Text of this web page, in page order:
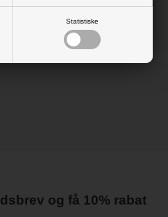
Statistiske
og få 10% rabat